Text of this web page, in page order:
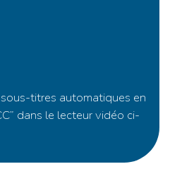
titres automatiques en
dans le lecteur vidéo ci-